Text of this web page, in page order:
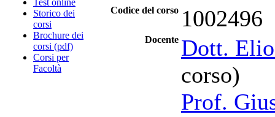
Test online
Storico dei
corsi
Brochure dei
corsi (pdf)
Corsi per
Facoltà
Codice del corso 1002496
Docente Dott.
corso)
Prof.